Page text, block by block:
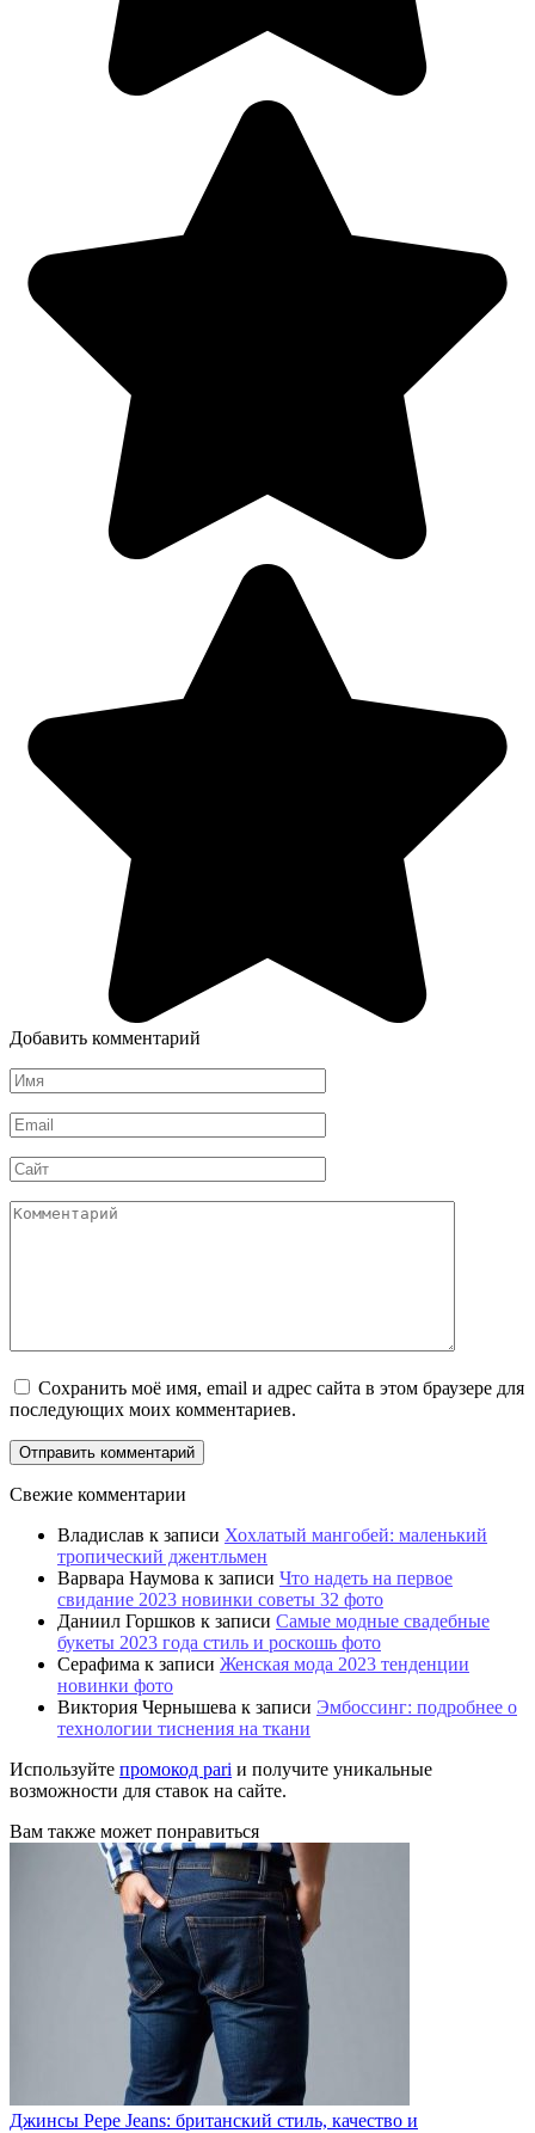
Добавить комментарий
Имя
Email
Сайт
Комментарий
Сохранить моё имя, email и адрес сайта в этом браузере для
последующих моих комментариев.
Свежие комментарии
Владислав к записи Хохлатый мангобей: маленький
тропический джентльмен
Варвара Наумова к записи Что надеть на первое
свидание 2023 новинки советы 32 фото
Даниил Горшков к записи Самые модные свадебные
букеты 2023 года стиль и роскошь фото
Серафима к записи Женская мода 2023 тенденции
новинки фото
Виктория Чернышева к записи Эмбоссинг: подробнее о
технологии тиснения на ткани
Используйте промокод pari и получите уникальные
возможности для ставок на сайте.
Вам также может понравиться
Джинсы Pepe Jeans: британский стиль, качество и